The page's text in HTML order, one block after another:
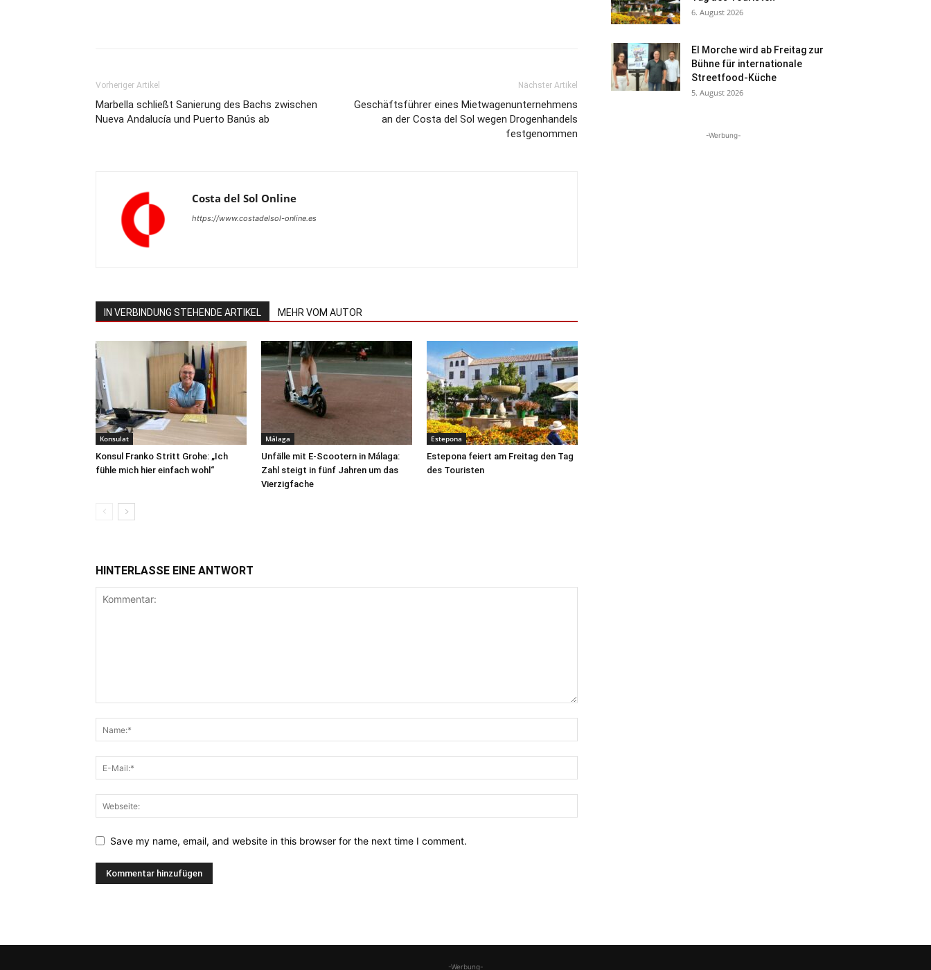
Vorheriger Artikel
Marbella schließt Sanierung des Bachs zwischen
Nueva Andalucía und Puerto Banús ab
Nächster Artikel
Geschäftsführer eines Mietwagenunternehmens
an der Costa del Sol wegen Drogenhandels
festgenommen
Costa del Sol Online
https://www.costadelsol-online.es
IN VERBINDUNG STEHENDE ARTIKEL MEHR VOM AUTOR
Konsulat
Konsul Franko Stritt Grohe: „Ich
fühle mich hier einfach wohl“
Málaga
Unfälle mit E-Scootern in Málaga:
Zahl steigt in fünf Jahren um das
Vierzigfache
Estepona
Estepona feiert am Freitag den Tag
des Touristen
HINTERLASSE EINE ANTWORT
Save my name, email, and website in this browser for the next time I comment.
6. August 2026
El Morche wird ab Freitag zur
Bühne für internationale
Streetfood-Küche
5. August 2026
-Werbung-
-Werbung-